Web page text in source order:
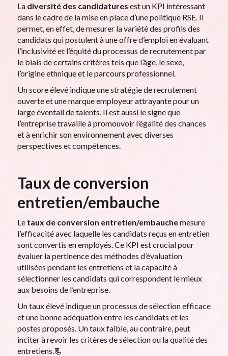
La diversité des candidatures est un KPI intéressant
dans le cadre de la mise en place d’une politique RSE. Il
permet, en effet, de mesurer la variété des profils des
candidats qui postulent à une offre d’emploi en évaluant
l’inclusivité et l’équité du processus de recrutement par
le biais de certains critères tels que l’âge, le sexe,
l’origine ethnique et le parcours professionnel.
Un score élevé indique une stratégie de recrutement
ouverte et une marque employeur attrayante pour un
large éventail de talents. Il est aussi le signe que
l’entreprise travaille à promouvoir l’égalité des chances
et à enrichir son environnement avec diverses
perspectives et compétences.
Taux de conversion
entretien/embauche
Le taux de conversion entretien/embauchemesure
l’efficacité avec laquelle les candidats reçus en entretien
sont convertis en employés. Ce KPI est crucial pour
évaluer la pertinence des méthodes d’évaluation
utilisées pendant les entretiens et la capacité à
sélectionner les candidats qui correspondent le mieux
aux besoins de l’entreprise.
Un taux élevé indique un processus de sélection efficace
et une bonne adéquation entre les candidats et les
postes proposés. Un taux faible, au contraire, peut
inciter à revoir les critères de sélection ou la qualité des
entretiens.📃